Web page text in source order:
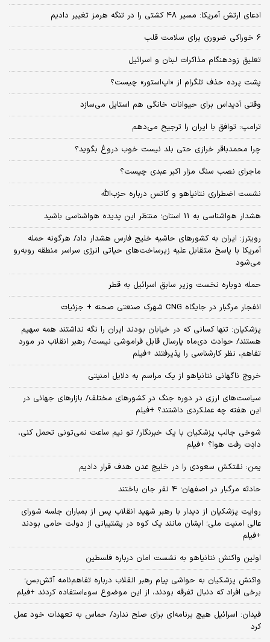
ادعای ارتش آمریکا: مسیر ۴۸ کشتی را در تنگه هرمز تغییر دادیم
6 خوراکی ضروری برای سلامت قلب
تعلیق زودهنگام مذاکرات لبنان و اسرائیل
پشت پرده حذف تلگرام از «اپ‌استور» چیست؟
وقتی آدیداس برای حیوانات خانگی هم استایل می‌سازد
ترامپ: توافق با ایران را ترجیح می‌دهم
چرا محمدباقر خرازی حتی بلد نیست خوب دروغ بگوید؟
ماجرای نصب سنگ مزار اکبر عبدی چیست؟
نشست اضطراری نتانیاهو و کاتس درباره حزب‌الله
هشدار هواشناسی به 11 استان؛ منتظر این پدیده هواشناسی باشید
رویترز: ایران به کشورهای حاشیه خلیج فارس هشدار داد/ هرگونه حمله
آمریکا با پاسخ متقابل علیه زیرساخت‌های حیاتی انرژی سراسر منطقه روبه‌رو
می‌شود
حمله دوباره نخست وزیر سابق اسرائیل به قطر
انفجار مرگبار در جایگاه CNG شهرک صنعتی صحنه + جزئیات
پزشکیان: تنها کسانی که در خیابان بودند ایران را نگه نداشتند همه سهیم
هستند/ حوادث دی‌ماه پارسال قابل فراموشی نیست/ رهبر انقلاب در مورد
تفاهم، نظر کارشناسی را پذیرفتند +فیلم
خروج ناگهانی نتانیاهو از یک مراسم به دلایل امنیتی
سیاست‌های ارزی در دوره جنگ در کشورهای مختلف/ بازارهای جهانی در
این هفته چه عملکردی داشتند؟ +فیلم
شوخی جالب پزشکیان با یک خبرنگار/ تو نیم ساعت نمی‌تونی تحمل کنی،
دادِت رفت هوا؟ +فیلم
یمن: نفتکش سعودی را در خلیج عدن هدف قرار دادیم
حادثه مرگبار در اصفهان؛ 4 نفر جان باختند
روایت پزشکیان از دیدار با رهبر شهید انقلاب پس از بمباران جلسه شورای
عالی امنیت ملی؛ ایشان مانند یک کوه در پشتیبانی از دولت حامی بودند
+فیلم
اولین واکنش نتانیاهو به نشست امان درباره فلسطین
واکنش پزشکیان به حواشی پیام رهبر انقلاب درباره تفاهم‌نامه آتش‌بس؛
برخی افراد که دنبال تفرقه بودند، از این موضوع سوءاستفاده کردند +فیلم
فیدان: اسرائیل هیچ برنامه‌ای برای صلح ندارد/ حماس به تعهدات خود عمل
کرد